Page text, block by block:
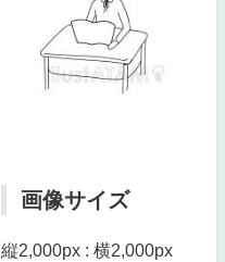
画像サイズ
縦2,000px : 横2,000px